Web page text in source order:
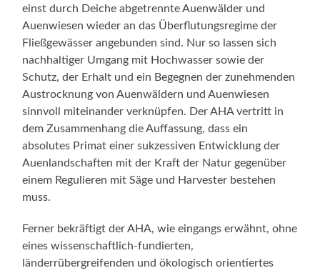
einst durch Deiche abgetrennte Auenwälder und
Auenwiesen wieder an das Überflutungsregime der
Fließgewässer angebunden sind. Nur so lassen sich
nachhaltiger Umgang mit Hochwasser sowie der
Schutz, der Erhalt und ein Begegnen der zunehmenden
Austrocknung von Auenwäldern und Auenwiesen
sinnvoll miteinander verknüpfen. Der AHA vertritt in
dem Zusammenhang die Auffassung, dass ein
absolutes Primat einer sukzessiven Entwicklung der
Auenlandschaften mit der Kraft der Natur gegenüber
einem Regulieren mit Säge und Harvester bestehen
muss.
Ferner bekräftigt der AHA, wie eingangs erwähnt, ohne
eines wissenschaftlich-fundierten,
länderrübergreifenden und ökologisch orientiertes